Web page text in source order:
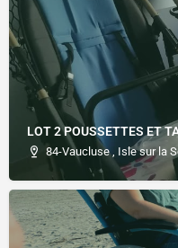
LOT 2 POUSSETTES ET
84-Vaucluse , Isle sur la